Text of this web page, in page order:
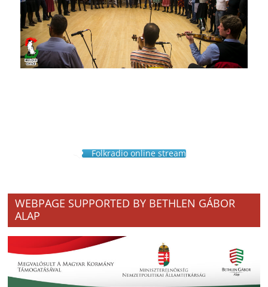
Folkradio online stream
WEBPAGE SUPPORTED BY BETHLEN GÁBOR
ALAP